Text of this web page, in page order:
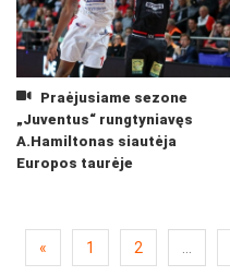
Praėjusiame sezone
„Juventus“ rungtyniavęs
A.Hamiltonas siautėja
Europos taurėje
« 1 2